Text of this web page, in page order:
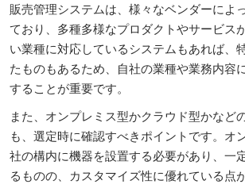
販売管理システムは、様々なベンダーによ
ており、多種多様なプロダクトやサービス
い業種に対応しているシステムもあれば、
たものもあるため、自社の業種や業務内容
することが重要です。
また、オンプレミス型かクラウド型かなど
も、選定時に確認すべきポイントです。オ
社の構内に機器を設置する必要があり、一
るものの、カスタマイズ性に優れている点